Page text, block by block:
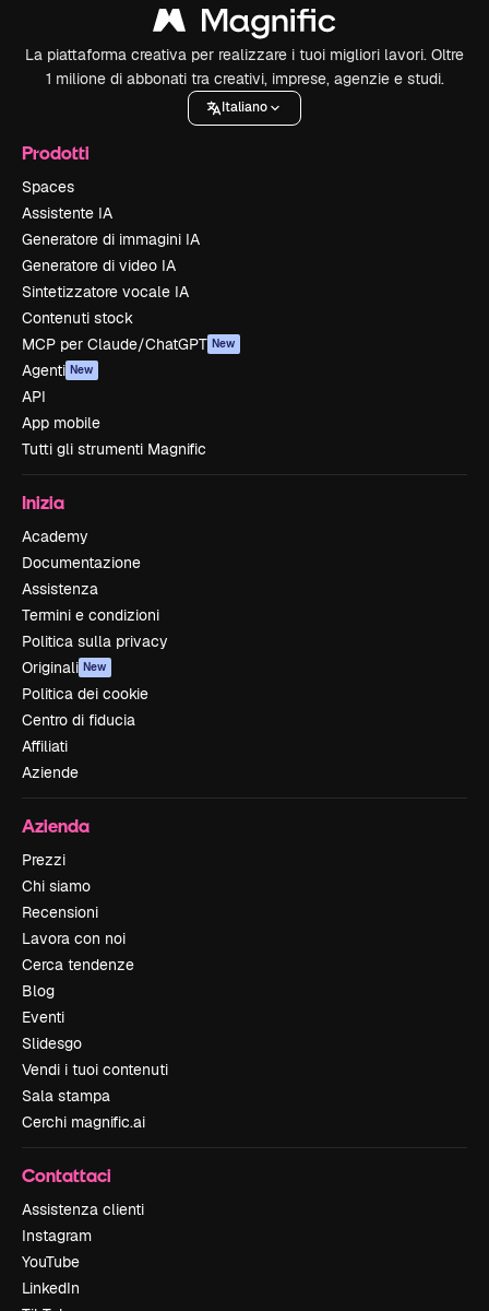
La piattaforma creativa per realizzare i tuoi migliori lavori. Oltre
1 milione di abbonati tra creativi, imprese, agenzie e studi.
Italiano
Prodotti
Spaces
Assistente IA
Generatore di immagini IA
Generatore di video IA
Sintetizzatore vocale IA
Contenuti stock
MCP per Claude/ChatGPT New
Agenti New
API
App mobile
Tutti gli strumenti Magnific
Inizia
Academy
Documentazione
Assistenza
Termini e condizioni
Politica sulla privacy
Originali New
Politica dei cookie
Centro di fiducia
Affiliati
Aziende
Azienda
Prezzi
Chi siamo
Recensioni
Lavora con noi
Cerca tendenze
Blog
Eventi
Slidesgo
Vendi i tuoi contenuti
Sala stampa
Cerchi magnific.ai
Contattaci
Assistenza clienti
Instagram
YouTube
LinkedIn